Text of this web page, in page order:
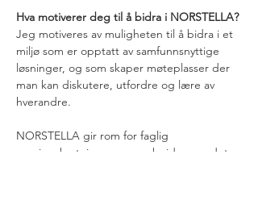
Hva motiverer deg til å bidra i NORSTELLA?
Jeg motiveres av muligheten til å bidra i et
miljø som er opptatt av samfunnsnyttige
løsninger, og som skaper møteplasser der
man kan diskutere, utfordre og lære av
hverandre.
NORSTELLA gir rom for faglig
meningsbrytning og samarbeid — og det